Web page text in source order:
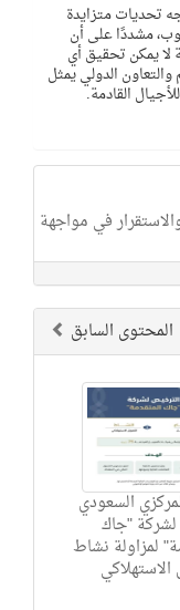
تحديات متزايدة
مشددًا على أن
لا يمكن تحقيق أي
الدولي يمثل
القادمة.
في مواجهة
المحتوى السابق
السعودي
"جاك
لمزاولة نشاط
الاستهلاكي